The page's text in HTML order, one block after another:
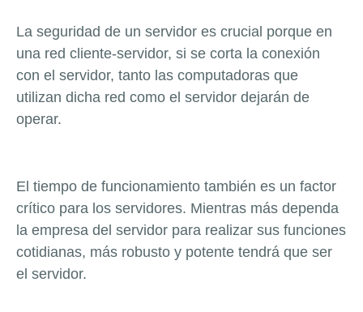
La seguridad de un servidor es crucial porque en
una red cliente-servidor, si se corta la conexión
con el servidor, tanto las computadoras que
utilizan dicha red como el servidor dejarán de
operar.
El tiempo de funcionamiento también es un factor
crítico para los servidores. Mientras más dependa
la empresa del servidor para realizar sus funciones
cotidianas, más robusto y potente tendrá que ser
el servidor.